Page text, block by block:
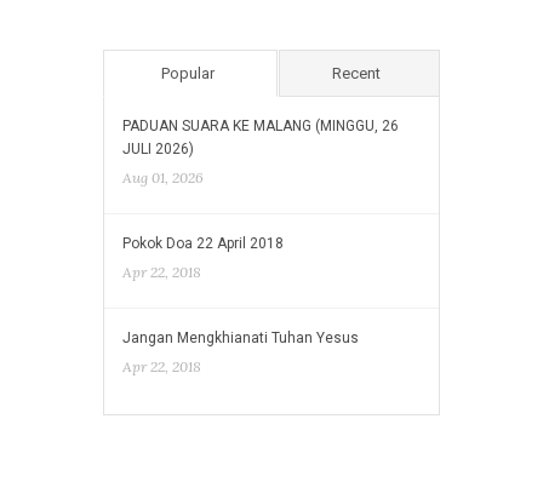
Popular Recent
PADUAN SUARA KE MALANG (MINGGU, 26
JULI 2026)
Aug 01, 2026
Pokok Doa 22 April 2018
Apr 22, 2018
Jangan Mengkhianati Tuhan Yesus
Apr 22, 2018